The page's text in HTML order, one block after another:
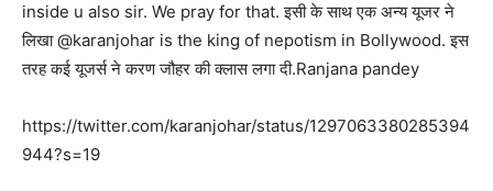
inside u also sir. We pray for that. इसी के साथ एक अन्य यूजर ने
लिखा @karanjohar is the king of nepotism in Bollywood. इस
तरह कई यूजर्स ने करण जौहर की क्लास लगा दी.Ranjana pandey
https://twitter.com/karanjohar/status/1297063380285394
944?s=19